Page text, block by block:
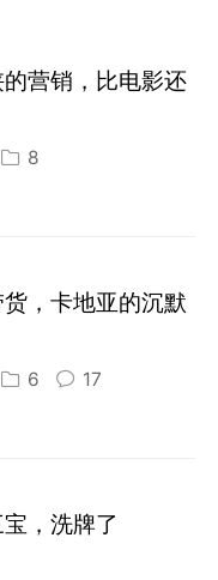
营销，比电影还
8
，卡地亚的沉默
6 17
，洗牌了